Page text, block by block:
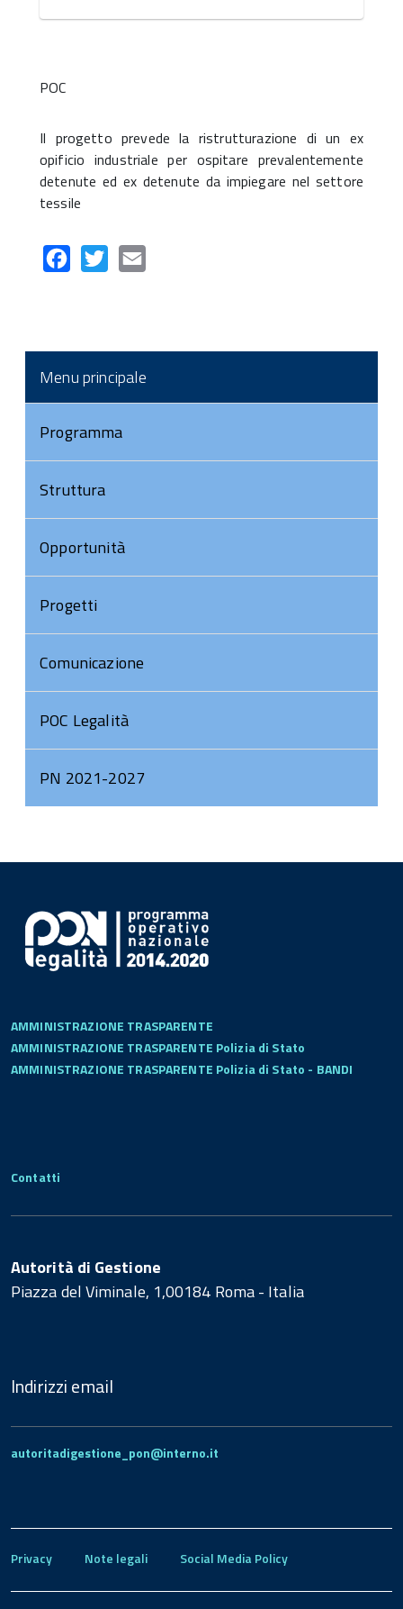
POC
Il progetto prevede la ristrutturazione di un ex
opificio industriale per ospitare prevalentemente
detenute ed ex detenute da impiegare nel settore
tessile
FacebookTwitter
Menu principale
Programma
Struttura
Opportunità
Progetti
Comunicazione
POC Legalità
PN 2021-2027
AMMINISTRAZIONE TRASPARENTE
AMMINISTRAZIONE TRASPARENTE Polizia di Stato
AMMINISTRAZIONE TRASPARENTE Polizia di Stato - BANDI
Contatti
Autorità di Gestione
Piazza del Viminale, 1,00184 Roma - Italia
Indirizzi email
autoritadigestione_pon@interno.it
Privacy Note legali Social Media Policy